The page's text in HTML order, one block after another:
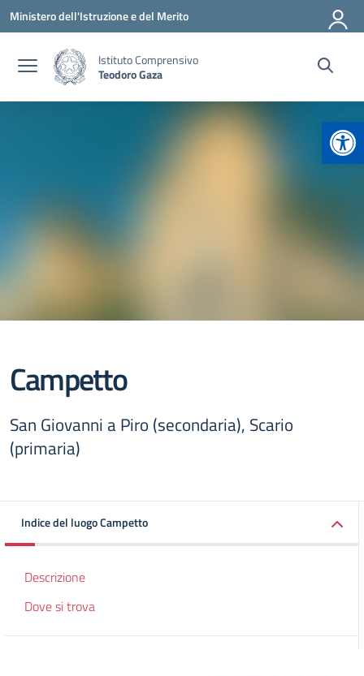
Vai ai contenuti
Vai al menu di navigazione
Vai al footer
Ministero dell'Istruzione e del Merito
Istituto Comprensivo
Teodoro Gaza
Campetto
San Giovanni a Piro (secondaria), Scario
(primaria)
Indice del luogo Campetto
Descrizione
Dove si trova